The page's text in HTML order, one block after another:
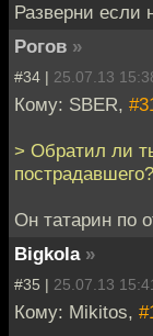
Разверни если
Рогов »
#34 | 25.07.13
Кому: SBER,
> Обратил ли
пострадавшего?
Он татарин по
Bigkola »
#35 | 25.07.13
Кому: Mikitos,